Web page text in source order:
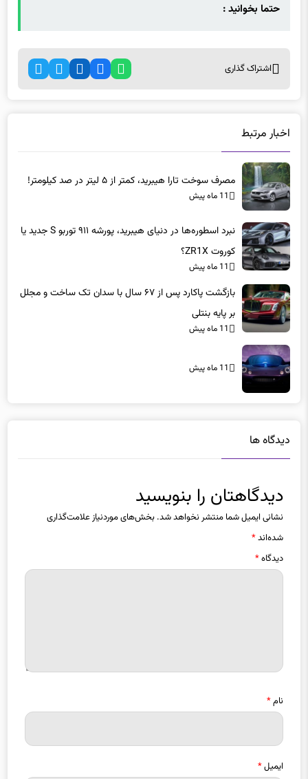
حتما بخوانید :
اشتراک گذاری
اخبار مرتبط
مصرف سوخت تارا هیبرید، کمتر از ۵ لیتر در صد کیلومتر!
11 ماه پیش
نبرد اسطوره‌ها در دنیای هیبرید، پورشه ۹۱۱ توربو S جدید یا
کوروت ZR1X؟
11 ماه پیش
بازگشت پاکارد پس از ۶۷ سال با سدان تک ساخت و مجلل
بر پایه بنتلی
11 ماه پیش
11 ماه پیش
دیدگاه ها
دیدگاهتان را بنویسید
نشانی ایمیل شما منتشر نخواهد شد. بخش‌های موردنیاز علامت‌گذاری
شده‌اند*
دیدگاه*
نام*
ایمیل*